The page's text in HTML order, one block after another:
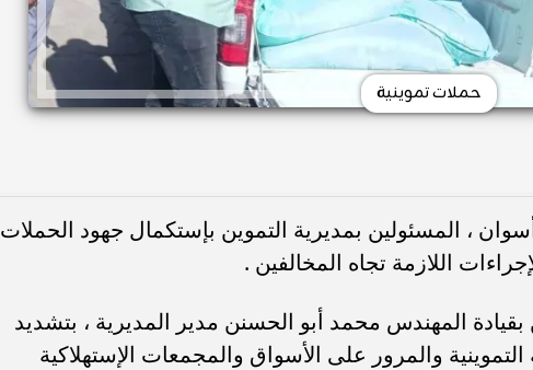
حملات تموينية
، المسئولين بمديرية التموين بإستكمال جهود الحملات
اللازمة تجاه المخالفين .
المهندس محمد أبو الحسنن مدير المديرية ، بتشديد
التموينية والمرور على الأسواق والمجمعات الإستهلاكية